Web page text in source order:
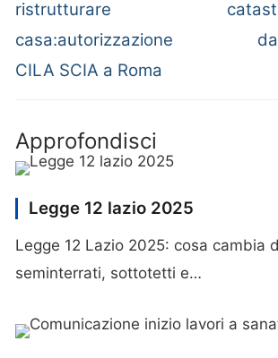
articoli
precedente:
ristrutturare
casa:autorizzazione
CILA SCIA a Roma
Approfondisci
Legge 12 lazio 2025
Legge 12 Lazio 2025: cosa cambia
seminterrati, sottotetti e…